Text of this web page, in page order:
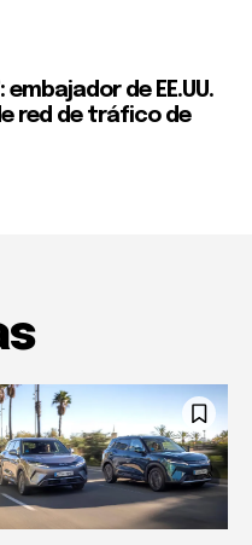
de EE.UU.
red de tráfico de